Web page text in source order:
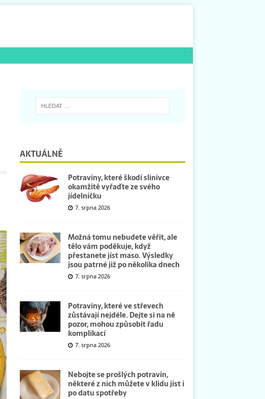
AKTUÁLNĚ
Potraviny, které škodí slinivce
okamžitě vyřaďte ze svého
jídelníčku
7. srpna 2026
Možná tomu nebudete věřit, ale
tělo vám poděkuje, když
přestanete jíst maso. Výsledky
jsou patrné již po několika dnech
7. srpna 2026
Potraviny, které ve střevech
zůstávají nejdéle. Dejte si na ně
pozor, mohou způsobit řadu
komplikací
7. srpna 2026
Nebojte se prošlých potravin,
některé z nich můžete v klidu jíst i
po datu spotřeby